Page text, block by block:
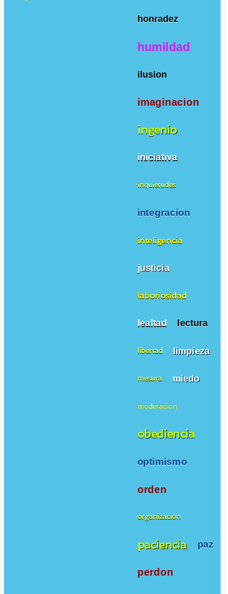
honradez
humildad
ilusion
imaginacion
ingenio
iniciativa
inquietudes
integracion
inteligencia
justicia
laboriosidad
lealtad lectura
libertad limpieza
mesura miedo
moderacion
obediencia
optimismo
orden
organizacion
paciencia paz
perdon